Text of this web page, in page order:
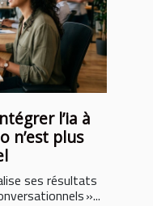
l’ia à
n’est plus
ses résultats
»...